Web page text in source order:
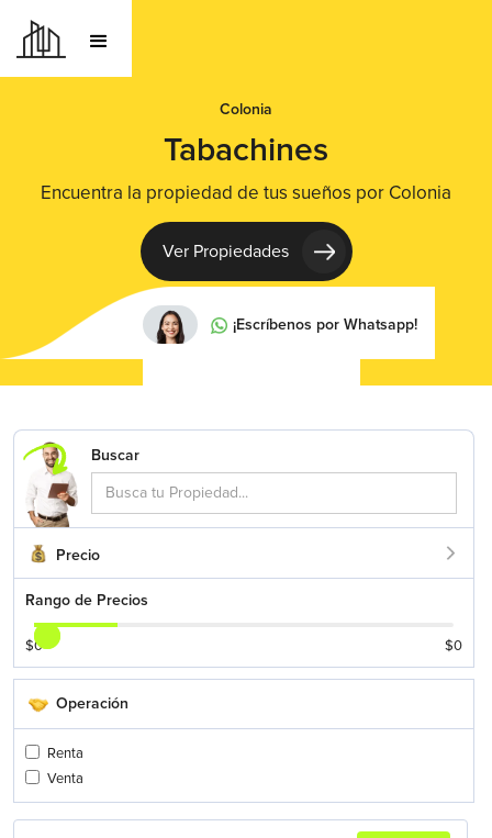
Colonia
Tabachines
Encuentra la propiedad de tus sueños por Colonia
Ver Propiedades
¡Escríbenos por Whatsapp!
Buscar
Precio
Rango de Precios
$0 $0
Operación
Renta
Venta